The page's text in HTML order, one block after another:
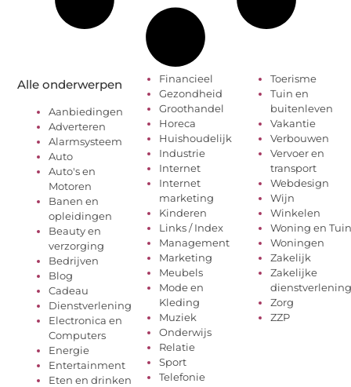
Alle onderwerpen
Aanbiedingen
Adverteren
Alarmsysteem
Auto
Auto's en
Motoren
Banen en
opleidingen
Beauty en
verzorging
Bedrijven
Blog
Cadeau
Dienstverlening
Electronica en
Computers
Energie
Entertainment
Eten en drinken
Financieel
Gezondheid
Groothandel
Horeca
Huishoudelijk
Industrie
Internet
Internet
marketing
Kinderen
Links / Index
Management
Marketing
Meubels
Mode en
Kleding
Muziek
Onderwijs
Relatie
Sport
Telefonie
Toerisme
Tuin en
buitenleven
Vakantie
Verbouwen
Vervoer en
transport
Webdesign
Wijn
Winkelen
Woning en Tuin
Woningen
Zakelijk
Zakelijke
dienstverlening
Zorg
ZZP